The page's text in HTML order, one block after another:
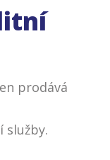
prodává
služby.